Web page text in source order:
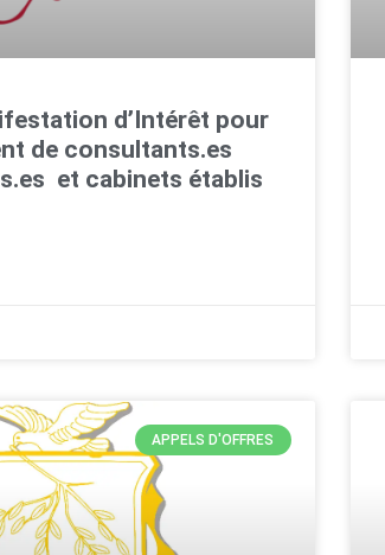
d’Intérêt pour
de consultants.es
et cabinets établis
APPELS D'OFFRES